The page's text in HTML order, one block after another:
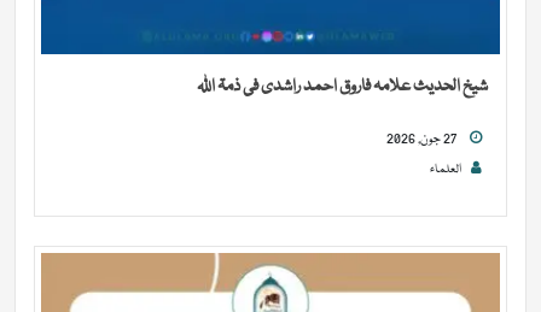
شیخ الحدیث علامہ فاروق احمد راشدی فی ذمۃ اللہ
العلماء